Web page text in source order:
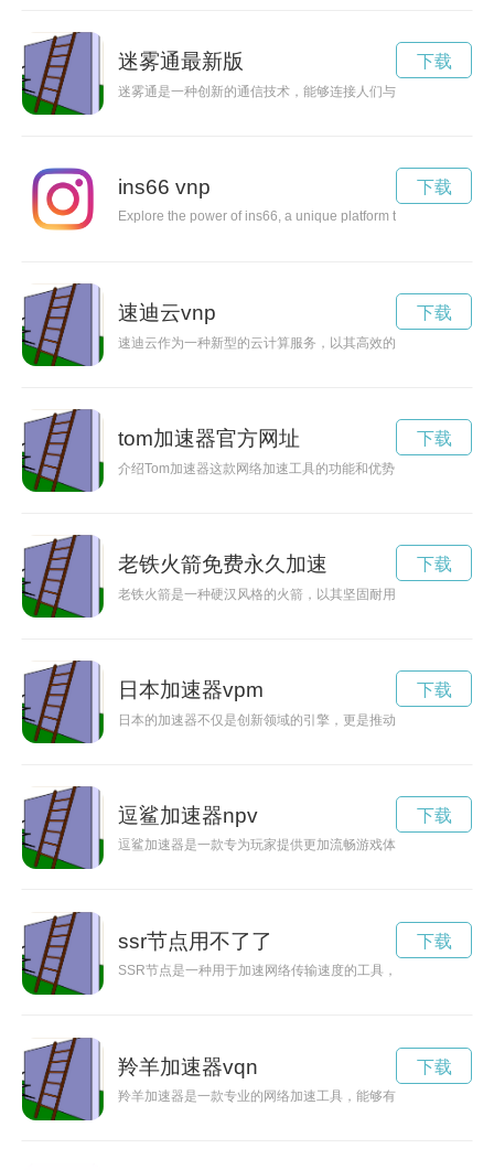
迷雾通最新版
迷雾通是一种创新的通信技术，能够连接人们与未知世界之间
下载
ins66 vnp
Explore the power of ins66, a unique platform that ignites
下载
速迪云vnp
速迪云作为一种新型的云计算服务，以其高效的数据存储和智
下载
tom加速器官方网址
介绍Tom加速器这款网络加速工具的功能和优势，并通过案例
下载
老铁火箭免费永久加速
老铁火箭是一种硬汉风格的火箭，以其坚固耐用、高效飞行和
下载
日本加速器vpm
日本的加速器不仅是创新领域的引擎，更是推动科技发展的重
下载
逗鲨加速器npv
逗鲨加速器是一款专为玩家提供更加流畅游戏体验的神器，让
下载
ssr节点用不了了
SSR节点是一种用于加速网络传输速度的工具，能够帮助用户
下载
羚羊加速器vqn
羚羊加速器是一款专业的网络加速工具，能够有效地提升你的
下载